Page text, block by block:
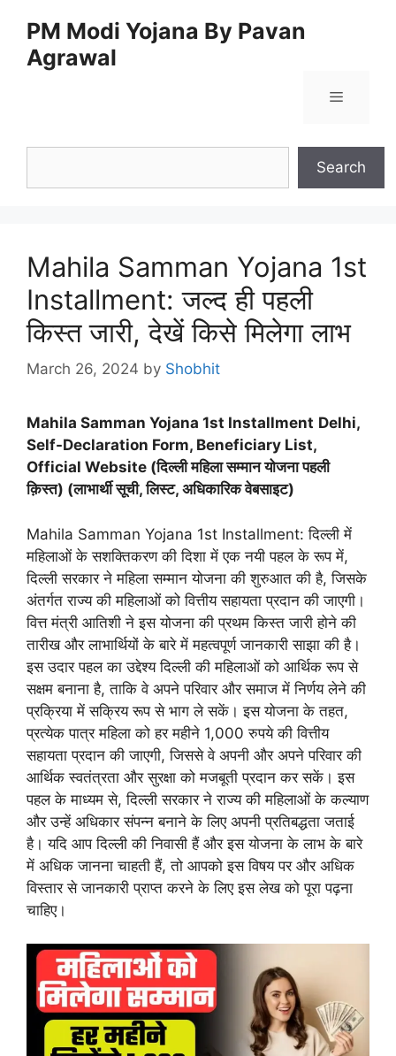
content
PM Modi Yojana By Pavan
Agrawal
Menu
Search
Mahila Samman Yojana 1st
Installment: जल्द ही पहली
किस्त जारी, देखें किसे मिलेगा लाभ
March 26, 2024 by Shobhit
Mahila Samman Yojana 1st Installment Delhi,
Self-Declaration Form, Beneficiary List,
Official Website (दिल्ली महिला सम्मान योजना पहली
क़िस्त) (लाभार्थी सूची, लिस्ट, अधिकारिक वेबसाइट)
Mahila Samman Yojana 1st Installment: दिल्ली में
महिलाओं के सशक्तिकरण की दिशा में एक नयी पहल के रूप में,
दिल्ली सरकार ने महिला सम्मान योजना की शुरुआत की है, जिसके
अंतर्गत राज्य की महिलाओं को वित्तीय सहायता प्रदान की जाएगी।
वित्त मंत्री आतिशी ने इस योजना की प्रथम किस्त जारी होने की
तारीख और लाभार्थियों के बारे में महत्वपूर्ण जानकारी साझा की है।
इस उदार पहल का उद्देश्य दिल्ली की महिलाओं को आर्थिक रूप से
सक्षम बनाना है, ताकि वे अपने परिवार और समाज में निर्णय लेने की
प्रक्रिया में सक्रिय रूप से भाग ले सकें। इस योजना के तहत,
प्रत्येक पात्र महिला को हर महीने 1,000 रुपये की वित्तीय
सहायता प्रदान की जाएगी, जिससे वे अपनी और अपने परिवार की
आर्थिक स्वतंत्रता और सुरक्षा को मजबूती प्रदान कर सकें। इस
पहल के माध्यम से, दिल्ली सरकार ने राज्य की महिलाओं के कल्याण
और उन्हें अधिकार संपन्न बनाने के लिए अपनी प्रतिबद्धता जताई
है। यदि आप दिल्ली की निवासी हैं और इस योजना के लाभ के बारे
में अधिक जानना चाहती हैं, तो आपको इस विषय पर और अधिक
विस्तार से जानकारी प्राप्त करने के लिए इस लेख को पूरा पढ़ना
चाहिए।